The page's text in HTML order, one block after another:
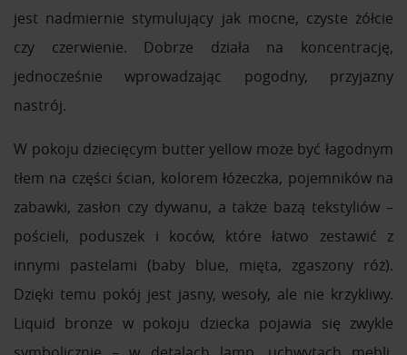
jest nadmiernie stymulujący jak mocne, czyste żółcie
czy czerwienie. Dobrze działa na koncentrację,
jednocześnie wprowadzając pogodny, przyjazny
nastrój.
W pokoju dziecięcym butter yellow może być łagodnym
tłem na części ścian, kolorem łóżeczka, pojemników na
zabawki, zasłon czy dywanu, a także bazą tekstyliów –
pościeli, poduszek i koców, które łatwo zestawić z
innymi pastelami (baby blue, mięta, zgaszony róż).
Dzięki temu pokój jest jasny, wesoły, ale nie krzykliwy.
Liquid bronze w pokoju dziecka pojawia się zwykle